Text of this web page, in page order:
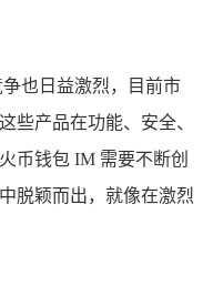
也日益激烈，目前市
些产品在功能、安全、
币钱包 IM 需要不断创
脱颖而出，就像在激烈